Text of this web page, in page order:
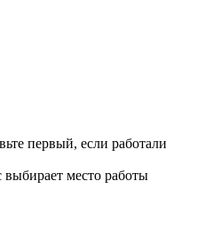
первый, если работали
место работы